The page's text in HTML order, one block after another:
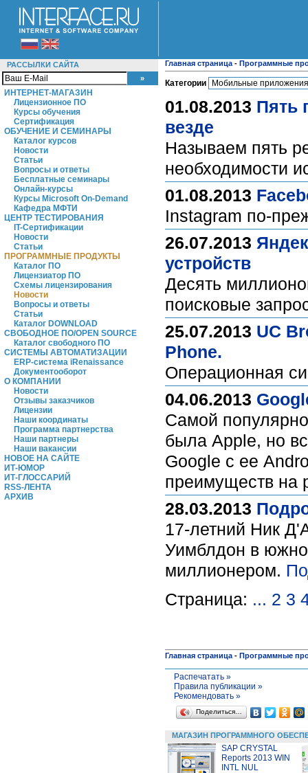
РАССЫЛКИ САЙТА
ИНТЕРНЕТ-МАГАЗИН
Лицензионное ПО
Курсы обучения
Сертификация
ОБУЧЕНИЕ И СЕМИНАРЫ
Каталог курсов
Новости
Статьи
Вопросы и ответы
Бесплатные семинары
Онлайн-курсы
Курсы Microsoft On-Demand
Кафедра МФТИ
ЦЕНТР ТЕСТИРОВАНИЯ
IT-Сертификации
Новости
Статьи
ПРОГРАММНЫЕ ПРОДУКТЫ
Каталог ПО
Лицензиатор ПО
Схемы лицензирования
Новости
Вопросы и ответы
Статьи
Каталог DOWNLOAD
СВОБОДНОЕ ПО/OPEN SOURCE
Каталог свободного ПО
СИСТЕМЫ АВТОМАТИЗАЦИИ
ERP-система iRenaissance
Документооборот
О КОМПАНИИ
Новости
Отзывы заказчиков
Лицензии
Наши координаты
Программа партнерства
Наши партнеры
Наши вакансии
НОВОЕ НА САЙТЕ
ИТ-ЮМОР
ИТ-ГЛОССАРИЙ
RSS-ЛЕНТА
АРХИВ
Главная страница - Программные
Категории
01.08.2013 Пять
везде
Называем пять
необходимости
01.08.2013
Instagram по-
26.07.2013
устройств
Десять
поисковые
25.07.2013 UC
Phone.
Операционная
04.06.2013
Самой
была Apple, но
Google с ее
преимуществ на
28.03.2013
17-летний Ник
Уимблдон в
миллионером.
Страница: ... 2 3
Главная страница - Программные
Распечатать »
Правила публикации »
Рекомендовать »
Поделиться…
МАГАЗИН ПРОГРАММНОГО
SAP CRYSTAL
Reports 2013 WIN
INTL NUL